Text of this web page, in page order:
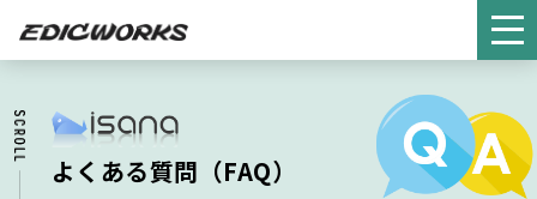
よくある質問（FAQ）